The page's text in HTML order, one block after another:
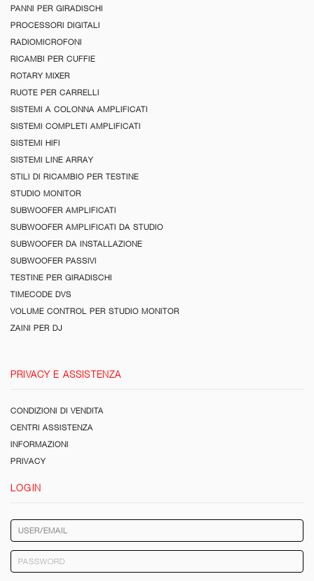
PANNI PER GIRADISCHI
PROCESSORI DIGITALI
RADIOMICROFONI
RICAMBI PER CUFFIE
ROTARY MIXER
RUOTE PER CARRELLI
SISTEMI A COLONNA AMPLIFICATI
SISTEMI COMPLETI AMPLIFICATI
SISTEMI HIFI
SISTEMI LINE ARRAY
STILI DI RICAMBIO PER TESTINE
STUDIO MONITOR
SUBWOOFER AMPLIFICATI
SUBWOOFER AMPLIFICATI DA STUDIO
SUBWOOFER DA INSTALLAZIONE
SUBWOOFER PASSIVI
TESTINE PER GIRADISCHI
TIMECODE DVS
VOLUME CONTROL PER STUDIO MONITOR
ZAINI PER DJ
PRIVACY E ASSISTENZA
CONDIZIONI DI VENDITA
CENTRI ASSISTENZA
INFORMAZIONI
PRIVACY
LOGIN